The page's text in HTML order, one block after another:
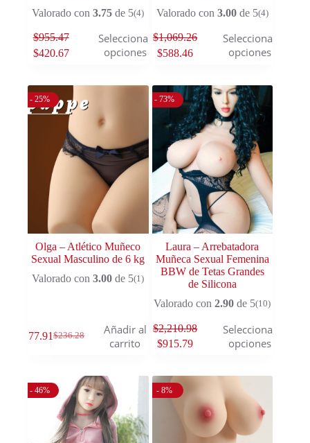
Valorado con3.75 de 5(4)
$955.47
$420.67
Seleccionar
opciones
Valorado con 3.00de 5(4)
$1,069.26
$588.46
Seleccionar
opciones
- 25%
Olga – Atlético Muñeco
Sexual Masculino de 6 kg
Valorado con3.00 de 5(1)
$236.28
177.91
Añadir al
carrito
- 73%
Laura – Arrebatadora
Muñeca Sexual Femenina
BBW de Tetas Grandes
de Silicona
Valorado con2.90 de 5(10)
$2,210.98
$915.79
Seleccionar
opciones
- 46% - 8%